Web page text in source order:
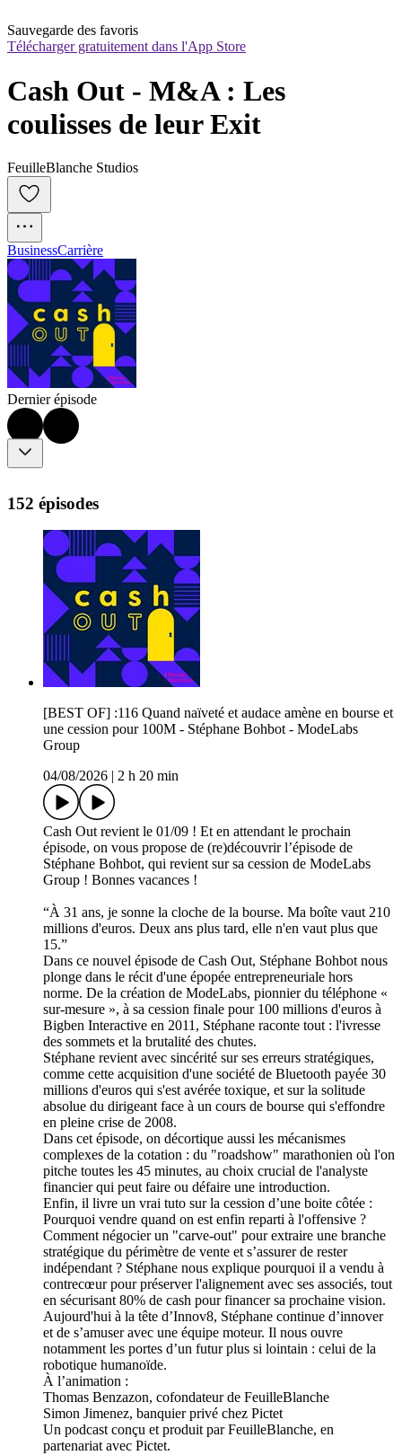
Sauvegarde des favoris
Télécharger gratuitement dans l'App Store
Cash Out - M&A : Les
coulisses de leur Exit
FeuilleBlanche Studios
BusinessCarrière
Dernier épisode
152 épisodes
[BEST OF] :116 Quand naïveté et audace amène en bourse et
une cession pour 100M - Stéphane Bohbot - ModeLabs
Group
04/08/2026
2 h 20 min
Cash Out revient le 01/09 ! Et en attendant le prochain
épisode, on vous propose de (re)découvrir l’épisode de
Stéphane Bohbot, qui revient sur sa cession de ModeLabs
Group ! Bonnes vacances !
“À 31 ans, je sonne la cloche de la bourse. Ma boîte vaut 210
millions d'euros. Deux ans plus tard, elle n'en vaut plus que
15.”
Dans ce nouvel épisode de Cash Out, Stéphane Bohbot nous
plonge dans le récit d'une épopée entrepreneuriale hors
norme. De la création de ModeLabs, pionnier du téléphone «
sur-mesure », à sa cession finale pour 100 millions d'euros à
Bigben Interactive en 2011, Stéphane raconte tout : l'ivresse
des sommets et la brutalité des chutes.
Stéphane revient avec sincérité sur ses erreurs stratégiques,
comme cette acquisition d'une société de Bluetooth payée 30
millions d'euros qui s'est avérée toxique, et sur la solitude
absolue du dirigeant face à un cours de bourse qui s'effondre
en pleine crise de 2008.
Dans cet épisode, on décortique aussi les mécanismes
complexes de la cotation : du "roadshow" marathonien où l'on
pitche toutes les 45 minutes, au choix crucial de l'analyste
financier qui peut faire ou défaire une introduction.
Enfin, il livre un vrai tuto sur la cession d’une boite côtée :
Pourquoi vendre quand on est enfin reparti à l'offensive ?
Comment négocier un "carve-out" pour extraire une branche
stratégique du périmètre de vente et s’assurer de rester
indépendant ? Stéphane nous explique pourquoi il a vendu à
contrecœur pour préserver l'alignement avec ses associés, tout
en sécurisant 80% de cash pour financer sa prochaine vision.
Aujourd'hui à la tête d’Innov8, Stéphane continue d’innover
et de s’amuser avec une équipe moteur. Il nous ouvre
notamment les portes d’un futur plus si lointain : celui de la
robotique humanoïde.
À l’animation :
Thomas Benzazon, cofondateur de FeuilleBlanche
Simon Jimenez, banquier privé chez Pictet
Un podcast conçu et produit par FeuilleBlanche, en
partenariat avec Pictet.